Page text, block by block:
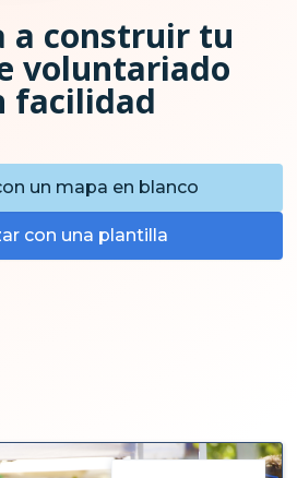
a construir tu
voluntariado
facilidad
con una plantilla
un mapa en blanco